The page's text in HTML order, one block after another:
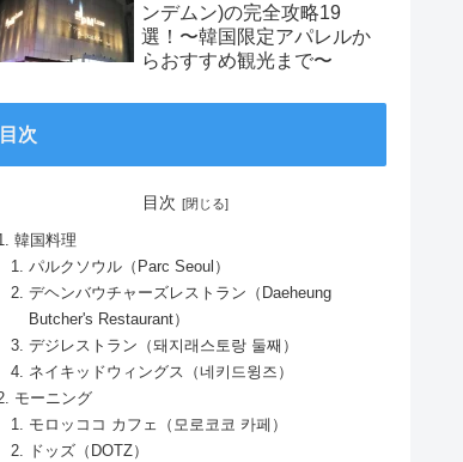
ンデムン)の完全攻略19
選！〜韓国限定アパレルか
らおすすめ観光まで〜
目次
目次
韓国料理
パルクソウル（Parc Seoul）
デヘンバウチャーズレストラン（Daeheung
Butcher's Restaurant）
デジレストラン（돼지래스토랑 둘째）
ネイキッドウィングス（네키드윙즈）
モーニング
モロッココ カフェ（모로코코 카페）
ドッズ（DOTZ）